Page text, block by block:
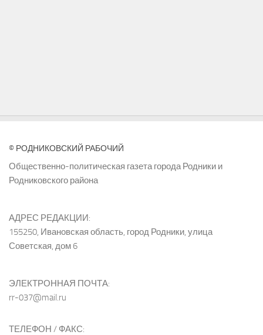
© РОДНИКОВСКИЙ РАБОЧИЙ
Общественно-политическая газета города Родники и
Родниковского района
АДРЕС РЕДАКЦИИ:
155250, Ивановская область, город Родники, улица
Советская, дом 6
ЭЛЕКТРОННАЯ ПОЧТА:
rr-037@mail.ru
ТЕЛЕФОН / ФАКС: